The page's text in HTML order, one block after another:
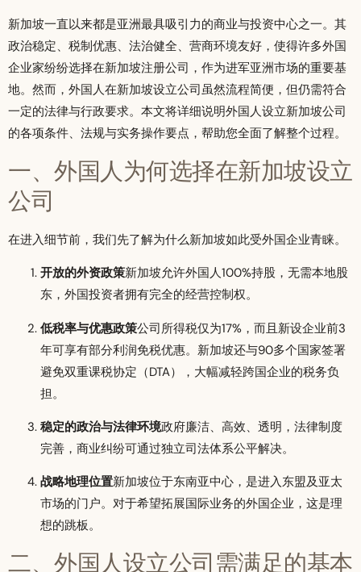
新加坡一直以来都是亚洲最具吸引力的商业与投资中心之一。其
政治稳定、税制优惠、法治健全、营商环境友好，使得许多外国
企业家纷纷选择在新加坡注册公司，作为进军亚洲市场的重要基
地。然而，外国人在新加坡设立公司虽然流程简便，但仍需符合
一定的法律与行政要求。本文将详细说明外国人设立新加坡公司
的各项条件、法规与实务操作要点，帮助您全面了解整个过程。
一、外国人为何选择在新加坡设立
公司
在进入细节前，我们先了解为什么新加坡如此受外国企业青睐。
开放的外资政策新加坡允许外国人100%持股，无需本地股
东，外国投资者拥有完全的经营控制权。
低税率与优惠政策公司所得税仅为17%，而且新设企业前3
年可享有部分利润免税优惠。新加坡还与90多个国家签署
避免双重课税协定（DTA），大幅减轻跨国企业的税务负
担。
稳定的政治与法律环境政府廉洁、高效、透明，法律制度
完善，商业纠纷可通过独立司法体系公平解决。
战略地理位置新加坡位于东南亚中心，是进入东盟及亚太
市场的门户。对于希望拓展国际业务的外国企业，这是理
想的跳板。
二、外国人设立公司需满足的基本